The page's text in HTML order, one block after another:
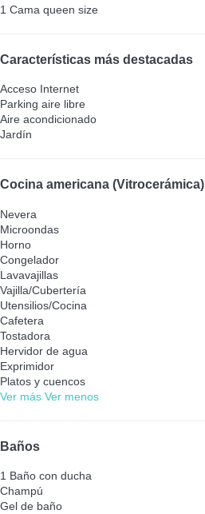
1 Cama queen size
Características más destacadas
Acceso Internet
Parking aire libre
Aire acondicionado
Jardín
Cocina americana (Vitrocerámica)
Nevera
Microondas
Horno
Congelador
Lavavajillas
Vajilla/Cubertería
Utensilios/Cocina
Cafetera
Tostadora
Hervidor de agua
Exprimidor
Platos y cuencos
Ver más Ver menos
Baños
1 Baño con ducha
Champú
Gel de baño